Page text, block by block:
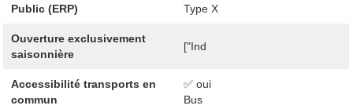
Public (ERP)
Type X
Ouverture exclusivement
saisonnière
["Ind
Accessibilité transports en
commun
✅ oui
Bus